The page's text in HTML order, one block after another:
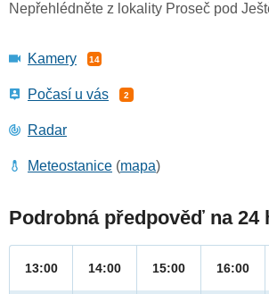
Nepřehlédněte z lokality Proseč pod
Kamery 14
Počasí u vás 2
Radar
Meteostanice (mapa)
Podrobná předpověď na 24
13:00 14:00 15:00 16:00